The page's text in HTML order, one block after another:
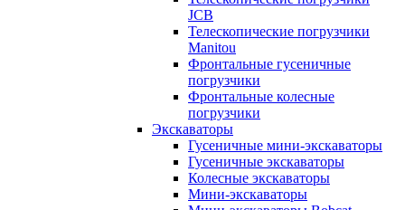
JCB
Телескопические погрузчики
Manitou
Фронтальные гусеничные
погрузчики
Фронтальные колесные
погрузчики
Экскаваторы
Гусеничные мини-экскаваторы
Гусеничные экскаваторы
Колесные экскаваторы
Мини-экскаваторы